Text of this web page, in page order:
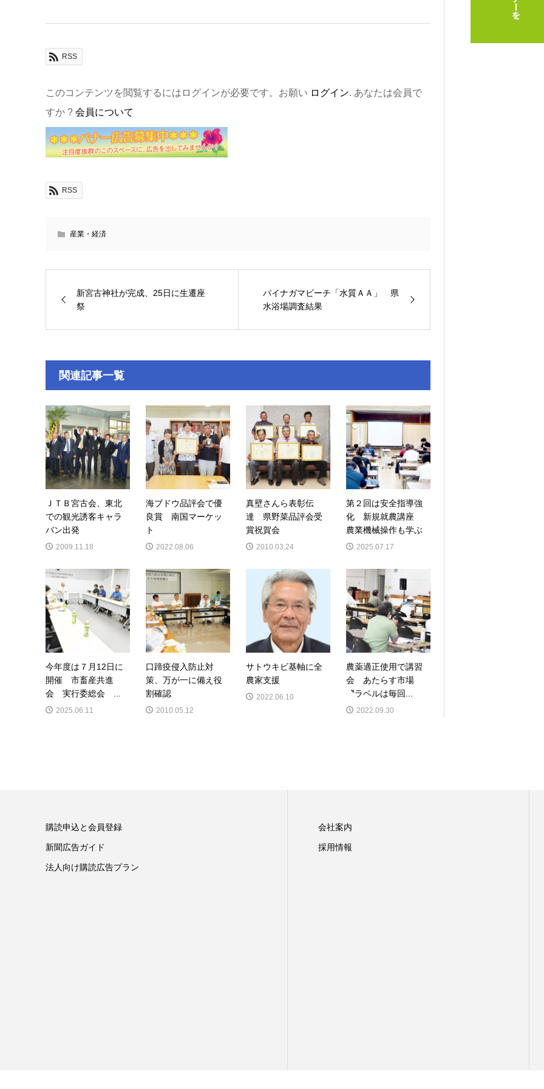
RSS
このコンテンツを閲覧するにはログインが必要です。お願い ログイン. あなたは会員で
すか ? 会員について
RSS
産業・経済
新宮古神社が完成、25日に生遷座
祭
パイナガマビーチ「水質ＡＡ」 県
水浴場調査結果
関連記事一覧
ＪＴＢ宮古会、東北
での観光誘客キャラ
バン出発
2009.11.18
海ブドウ品評会で優
良賞 南国マーケッ
ト
2022.08.06
真壁さんら表彰伝
達 県野菜品評会受
賞祝賀会
2010.03.24
第２回は安全指導強
化 新規就農講座
農業機械操作も学ぶ
2025.07.17
今年度は７月12日に
開催 市畜産共進
会 実行委総会 ...
2025.06.11
口蹄疫侵入防止対
策、万が一に備え役
割確認
2010.05.12
サトウキビ基軸に全
農家支援
2022.06.10
農薬適正使用で講習
会 あたらす市場
〝ラベルは毎回...
2022.09.30
購読申込と会員登録
新聞広告ガイド
法人向け購読広告プラン
会社案内
採用情報